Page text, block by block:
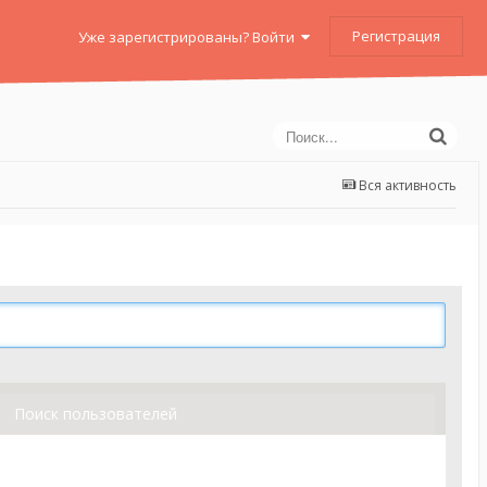
Уже зарегистрированы? Войти Регистрация
Вся активность
Поиск пользователей